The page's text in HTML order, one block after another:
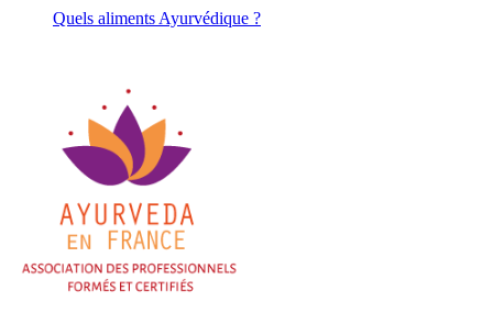
Quels aliments Ayurvédique ?